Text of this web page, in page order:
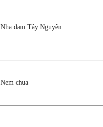
Nha đam Tây Nguyên
Nem chua